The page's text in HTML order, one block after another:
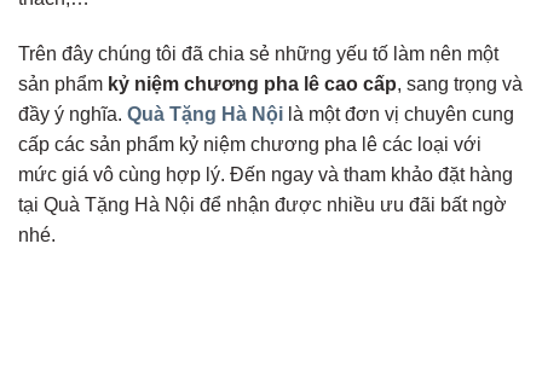
Trên đây chúng tôi đã chia sẻ những yếu tố làm nên một
sản phẩm kỷ niệm chương pha lê cao cấp, sang trọng và
đầy ý nghĩa. Quà Tặng Hà Nội là một đơn vị chuyên cung
cấp các sản phẩm kỷ niệm chương pha lê các loại với
mức giá vô cùng hợp lý. Đến ngay và tham khảo đặt hàng
tại Quà Tặng Hà Nội để nhận được nhiều ưu đãi bất ngờ
nhé.